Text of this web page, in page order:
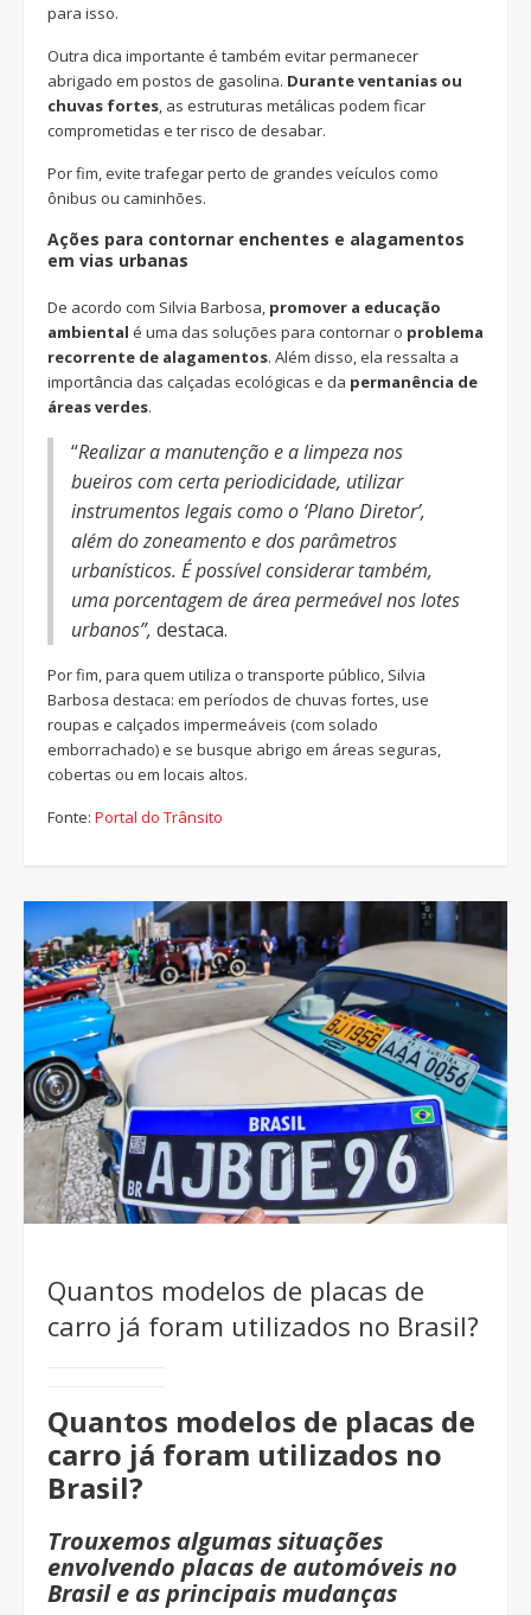
para isso.
Outra dica importante é também evitar permanecer
abrigado em postos de gasolina. Durante ventanias ou
chuvas fortes, as estruturas metálicas podem ficar
comprometidas e ter risco de desabar.
Por fim, evite trafegar perto de grandes veículos como
ônibus ou caminhões.
Ações para contornar enchentes e alagamentos
em vias urbanas
De acordo com Silvia Barbosa, promover a educação
ambiental é uma das soluções para contornar o problema
recorrente de alagamentos. Além disso, ela ressalta a
importância das calçadas ecológicas e da permanência de
áreas verdes.
“Realizar a manutenção e a limpeza nos
bueiros com certa periodicidade, utilizar
instrumentos legais como o ‘Plano Diretor’,
além do zoneamento e dos parâmetros
urbanísticos. É possível considerar também,
uma porcentagem de área permeável nos lotes
urbanos”, destaca.
Por fim, para quem utiliza o transporte público, Silvia
Barbosa destaca: em períodos de chuvas fortes, use
roupas e calçados impermeáveis (com solado
emborrachado) e se busque abrigo em áreas seguras,
cobertas ou em locais altos.
Fonte: Portal do Trânsito
Quantos modelos de placas de
carro já foram utilizados no Brasil?
Quantos modelos de placas de
carro já foram utilizados no
Brasil?
Trouxemos algumas situações
envolvendo placas de automóveis no
Brasil e as principais mudanças